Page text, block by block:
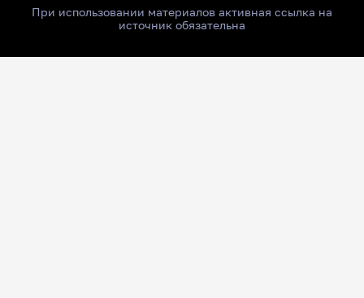
При использовании материалов активная ссылка на
источник обязательна